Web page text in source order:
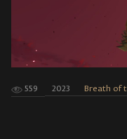
559 2023 Breath of